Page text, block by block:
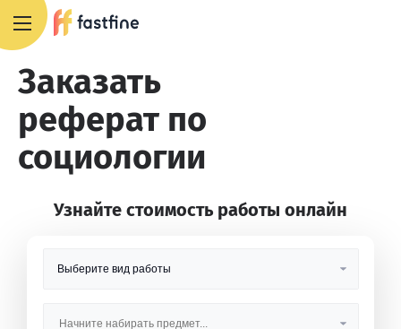
Заказать
реферат по
социологии
Узнайте стоимость работы онлайн